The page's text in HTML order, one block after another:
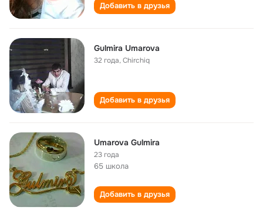
Добавить в друзья
Gulmira Umarova
32 года,Chirchiq
Добавить в друзья
Umarova Gulmira
23 года
65 школа
Добавить в друзья